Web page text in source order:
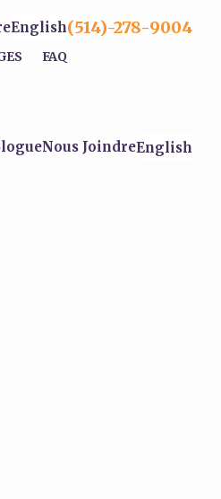
English(514)-278-9004
FAQ
Nous JoindreEnglish